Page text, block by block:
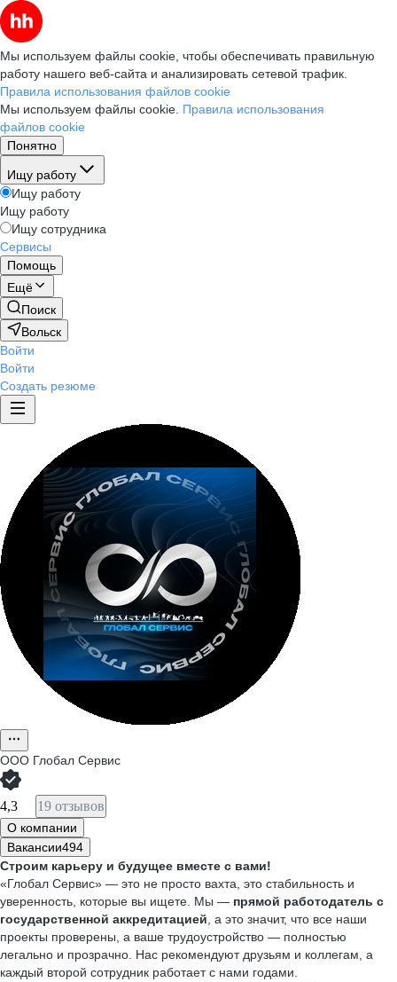
Мы используем файлы cookie, чтобы обеспечивать правильную
работу нашего веб-сайта и анализировать сетевой трафик.
Правила использования файлов cookie
Мы используем файлы cookie. Правила использования
файлов cookie
Понятно
Ищу работу
Ищу работу
Ищу работу
Ищу сотрудника
Сервисы
Помощь
Ещё
Поиск
Вольск
Войти
Войти
Создать резюме
ООО Глобал Сервис
4,3 19 отзывов
О компании
Вакансии494
Строим карьеру и будущее вместе с вами!
«Глобал Сервис» — это не просто вахта, это стабильность и
уверенность, которые вы ищете. Мы — прямой работодатель с
государственной аккредитацией , а это значит, что все наши
проекты проверены, а ваше трудоустройство — полностью
легально и прозрачно. Нас рекомендуют друзьям и коллегам, а
каждый второй сотрудник работает с нами годами.